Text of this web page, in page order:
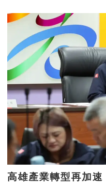
高雄產業轉型再加速 陳其邁布局半導體、